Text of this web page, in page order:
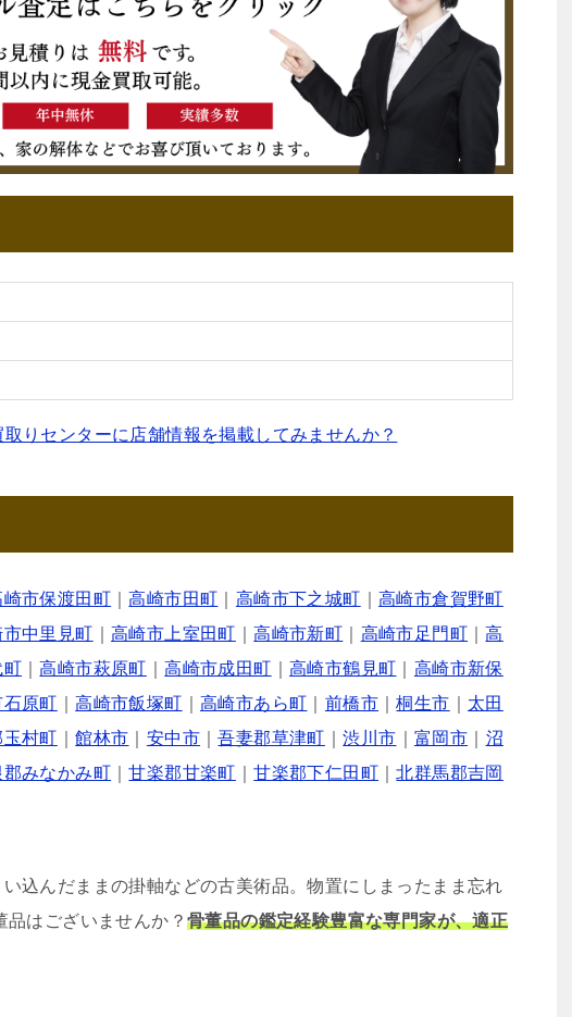
りセンターに店舗情報を掲載してみませんか？
崎市保渡田町 ｜高崎市田町 高崎市下之城町 ｜高崎市倉賀野町
市中里見町 ｜高崎市上室田町 ｜高崎市新町 高崎市足門町 ｜高
町 ｜高崎市萩原町 ｜高崎市成田町 ｜高崎市鶴見町
高崎市新保
原町 ｜高崎市飯塚町 ｜高崎市あら町 前橋市 ｜桐生市
太田
村町 ｜館林市 安中市 ｜吾妻郡草津町 ｜渋川市 富岡市
沼
郡みなかみ町 ｜甘楽郡甘楽町 ｜甘楽郡下仁田町 ｜北群馬郡吉岡
込んだままの掛軸などの古美術品。物置にしまったまま忘れ
はございませんか？ 骨董品の鑑定経験豊富な専門家が、適正